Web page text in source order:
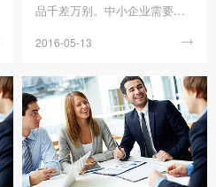
品千差万别。中小企业需要对
国） 的成熟性和通用性进行考
业以及对应价位。本文从ERP
选型过程中，需要注意的七大
项来说明中小企业如何正确地
选择ERP，ERP选型必须了解
的七大事项。
2016-05-13 